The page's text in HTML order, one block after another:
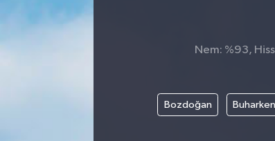
Nem: %93,
Bozdoğan